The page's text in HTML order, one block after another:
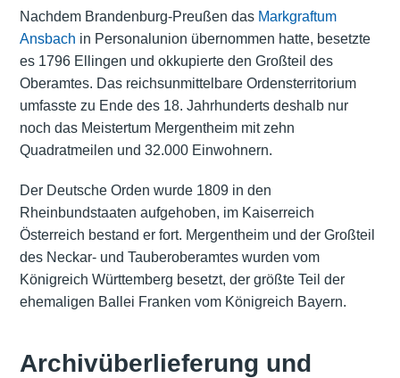
Nachdem Brandenburg-Preußen das Markgraftum
Ansbach in Personalunion übernommen hatte, besetzte
es 1796 Ellingen und okkupierte den Großteil des
Oberamtes. Das reichsunmittelbare Ordensterritorium
umfasste zu Ende des 18. Jahrhunderts deshalb nur
noch das Meistertum Mergentheim mit zehn
Quadratmeilen und 32.000 Einwohnern.
Der Deutsche Orden wurde 1809 in den
Rheinbundstaaten aufgehoben, im Kaiserreich
Österreich bestand er fort. Mergentheim und der Großteil
des Neckar- und Tauberoberamtes wurden vom
Königreich Württemberg besetzt, der größte Teil der
ehemaligen Ballei Franken vom Königreich Bayern.
Archivüberlieferung und